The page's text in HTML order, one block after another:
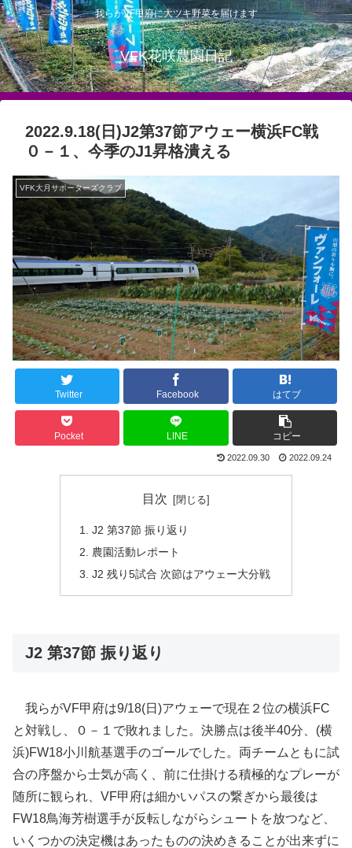
我らがVF甲府に大ツキ野菜を届けます
VFK花咲農園日記
2022.9.18(日)J2第37節アウェー横浜FC戦
０－１、今季のJ1昇格潰える
VFK大月サポーターズクラブ
Twitter Facebook はてブ
Pocket LINE コピー
2022.09.30 2022.09.24
目次
J2 第37節 振り返り
農園活動レポート
J2 残り5試合 次節はアウェー大分戦
J2 第37節 振り返り
我らがVF甲府は9/18(日)アウェーで現在２位の横浜FC
と対戦し、０－１で敗れました。決勝点は後半40分、(横
浜)FW18小川航基選手のゴールでした。両チームともに試
合の序盤から士気が高く、前に仕掛ける積極的なプレーが
随所に観られ、VF甲府は細かいパスの繋ぎから最後は
FW18鳥海芳樹選手が反転しながらシュートを放つなど、
いくつかの決定機はあったものの決めきることが出来ずに